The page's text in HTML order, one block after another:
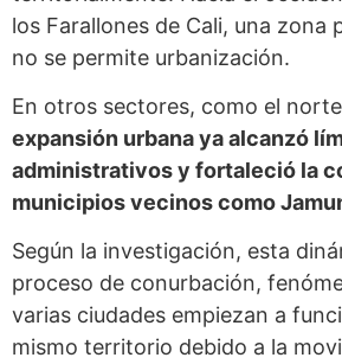
los Farallones de Cali, una zona
no se permite urbanización.
En otros sectores, como el
expansión urbana ya alcanzó
administrativos y fortaleció la
municipios vecinos como
Según la investigación, esta
proceso de conurbación,
varias ciudades empiezan a
mismo territorio debido a la